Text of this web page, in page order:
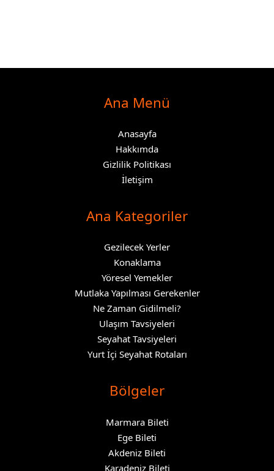
Ana Menü
Anasayfa
Hakkımda
Gizlilik Politikası
İletişim
Ana Kategoriler
Gezilecek Yerler
Konaklama
Yöresel Yemekler
Mutlaka Yapılması Gerekenler
Ne Zaman Gidilmeli?
Ulaşım Tavsiyeleri
Seyahat Tavsiyeleri
Yurt İçi Seyahat Rotaları
Bölgeler
Marmara Bileti
Ege Bileti
Akdeniz Bileti
Karadeniz Bileti